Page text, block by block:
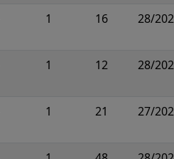
1 16 28/
1 12 28/
1 21 27/